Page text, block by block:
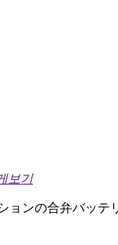
보기
ンの合弁バッテ